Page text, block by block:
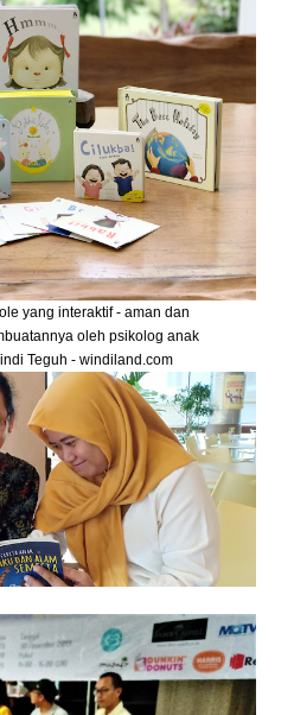
yang interaktif - aman dan
oleh psikolog anak
Teguh - windiland.com